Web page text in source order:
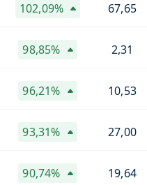
102,09% 67,65
98,85% 2,31
96,21% 10,53
93,31% 27,00
90,74% 19,64